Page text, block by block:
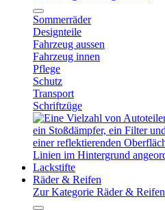
Sommerräder
Designteile
Fahrzeug aussen
Fahrzeug innen
Pflege
Schutz
Transport
Schriftzüge
Lackstifte
Räder & Reifen
Zur Kategorie Räder & Reifen